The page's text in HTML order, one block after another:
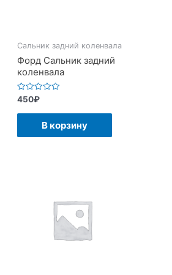
Сальник задний коленвала
Форд Сальник задний
коленвала
Оценка
из
450₽
В корзину